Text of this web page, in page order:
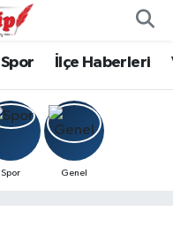
Spor İlçe Haberleri
Spor Genel